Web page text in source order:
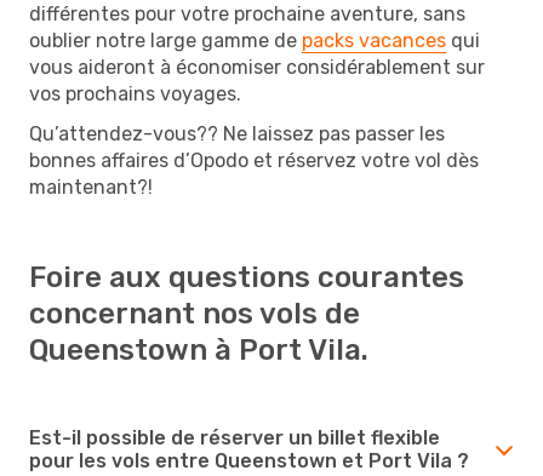
différentes pour votre prochaine aventure, sans
oublier notre large gamme de packs vacances qui
vous aideront à économiser considérablement sur
vos prochains voyages.
Qu’attendez-vous?? Ne laissez pas passer les
bonnes affaires d’Opodo et réservez votre vol dès
maintenant?!
Foire aux questions courantes
concernant nos vols de
Queenstown à Port Vila.
Est-il possible de réserver un billet flexible
pour les vols entre Queenstown et Port Vila ?